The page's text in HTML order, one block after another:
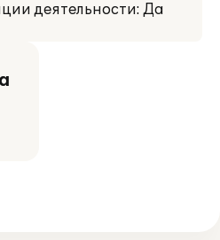
деятельности: Да